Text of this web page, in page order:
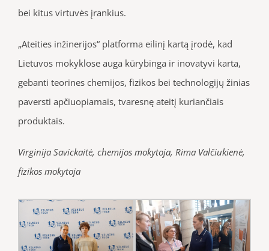
bei kitus virtuvės įrankius.
„Ateities inžinerijos“ platforma eilinį kartą įrodė, kad
Lietuvos mokyklose auga kūrybinga ir inovatyvi karta,
gebanti teorines chemijos, fizikos bei technologijų žinias
paversti apčiuopiamais, tvaresnę ateitį kuriančiais
produktais.
Virginija Savickaitė, chemijos mokytoja, Rima Valčiukienė,
fizikos mokytoja